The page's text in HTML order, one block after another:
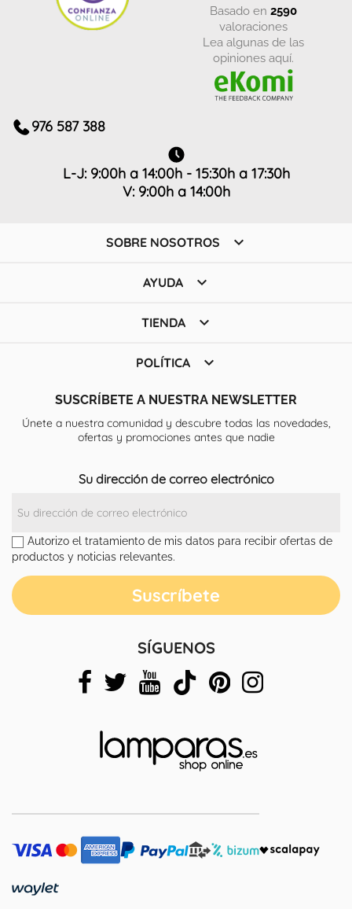
basado en 2590
valoraciones
Lea algunas de las
opiniones aquí.
976 587 388
L-J: 9:00h a 14:00h - 15:30h a 17:30h
V: 9:00h a 14:00h
SOBRE NOSOTROS 
AYUDA 
TIENDA 
POLÍTICA 
SUSCRÍBETE A NUESTRA NEWSLETTER
Únete a nuestra comunidad y descubre todas las novedades,
ofertas y promociones antes que nadie
Su dirección de correo electrónico
Autorizo el tratamiento de mis datos para recibir ofertas de
productos y noticias relevantes.
SÍGUENOS